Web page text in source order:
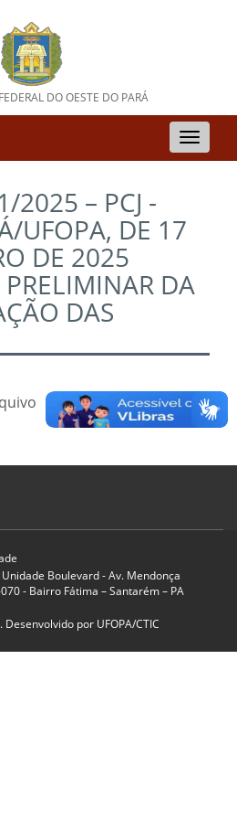
DO OESTE DO PARÁ
Toggle
2025 – PCJ -
UFOPA, DE 17
DE 2025
PRELIMINAR DA
DAS
Boulevard - Av. Mendonça
- Bairro Fátima – Santarém – PA
Desenvolvido por UFOPA/CTIC